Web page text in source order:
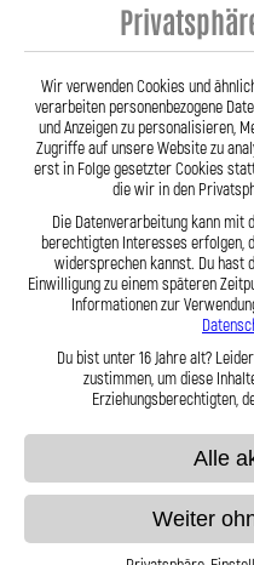
- Stahlflex Verdeckleitung für:
87,95 €
Zum Produkt
Wir verwenden Cookies und
verarbeiten personenbezogene
und Anzeigen zu personalisieren,
Zugriffe auf unsere Website zu
erst in Folge gesetzter Cookies
die wir in den
Die Datenverarbeitung kann mit
berechtigten Interesses erfolgen,
widersprechen kannst. Du hast
Einwilligung zu einem späteren
Informationen zur
Du bist unter 16 Jahre alt?
zustimmen, um diese
Erziehungsberechtigten,
Alle
Weiter